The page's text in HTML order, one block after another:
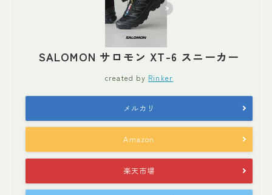
SALOMON サロモン XT-6 スニーカー
created by Rinker
メルカリ
Amazon
楽天市場